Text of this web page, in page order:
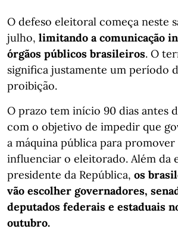
O defeso eleitoral começa neste
julho, limitando a comunicação
órgãos públicos brasileiros. O
significa justamente um período
proibição.
O prazo tem início 90 dias antes
com o objetivo de impedir que
a máquina pública para
influenciar o eleitorado. Além da
presidente da República, os
vão escolher governadores,
deputados federais e estaduais
outubro.